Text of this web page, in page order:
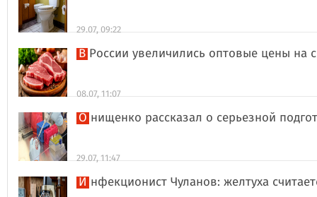
29.07, 09:22
В России увеличились оптовые цены на
08.07, 11:07
Онищенко рассказал о серьезной
29.07, 11:47
Инфекционист Чуланов: желтуха